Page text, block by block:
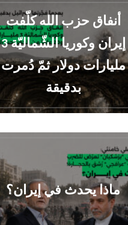
أنفاق حزب الله كلّفت
إيران وكوريا الشّماليّة 3
مليارات دولار ثمّ دُمرت
بدقيقة
ماذا يحدث في إيران؟